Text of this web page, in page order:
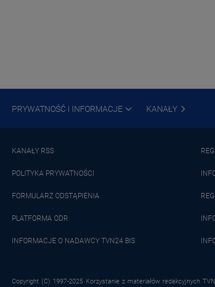
PRYWATNOŚĆ I INFORMACJE KANAŁY
KANAŁY RSS
POLITYKA PRYWATNOŚCI
FORMULARZ ODSTĄPIENIA
PLATFORMA ODR
INFORMACJE O NADAWCY TVN24 BIS
Copyright (C) 1997-2025 Korzystanie z materiałów redakcyjnych